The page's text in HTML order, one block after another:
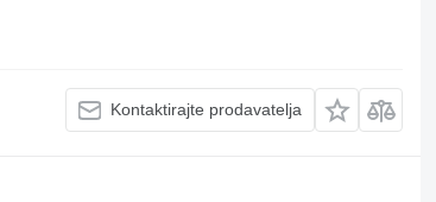
Kontaktirajte prodavatelja